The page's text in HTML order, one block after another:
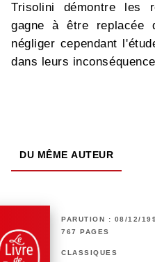
Trisolini démontre les
gagne à être replacée
négliger cependant
dans leurs
DU MÊME AUTEUR
PARUTION : 08/12/
767 PAGES
CLASSIQUES